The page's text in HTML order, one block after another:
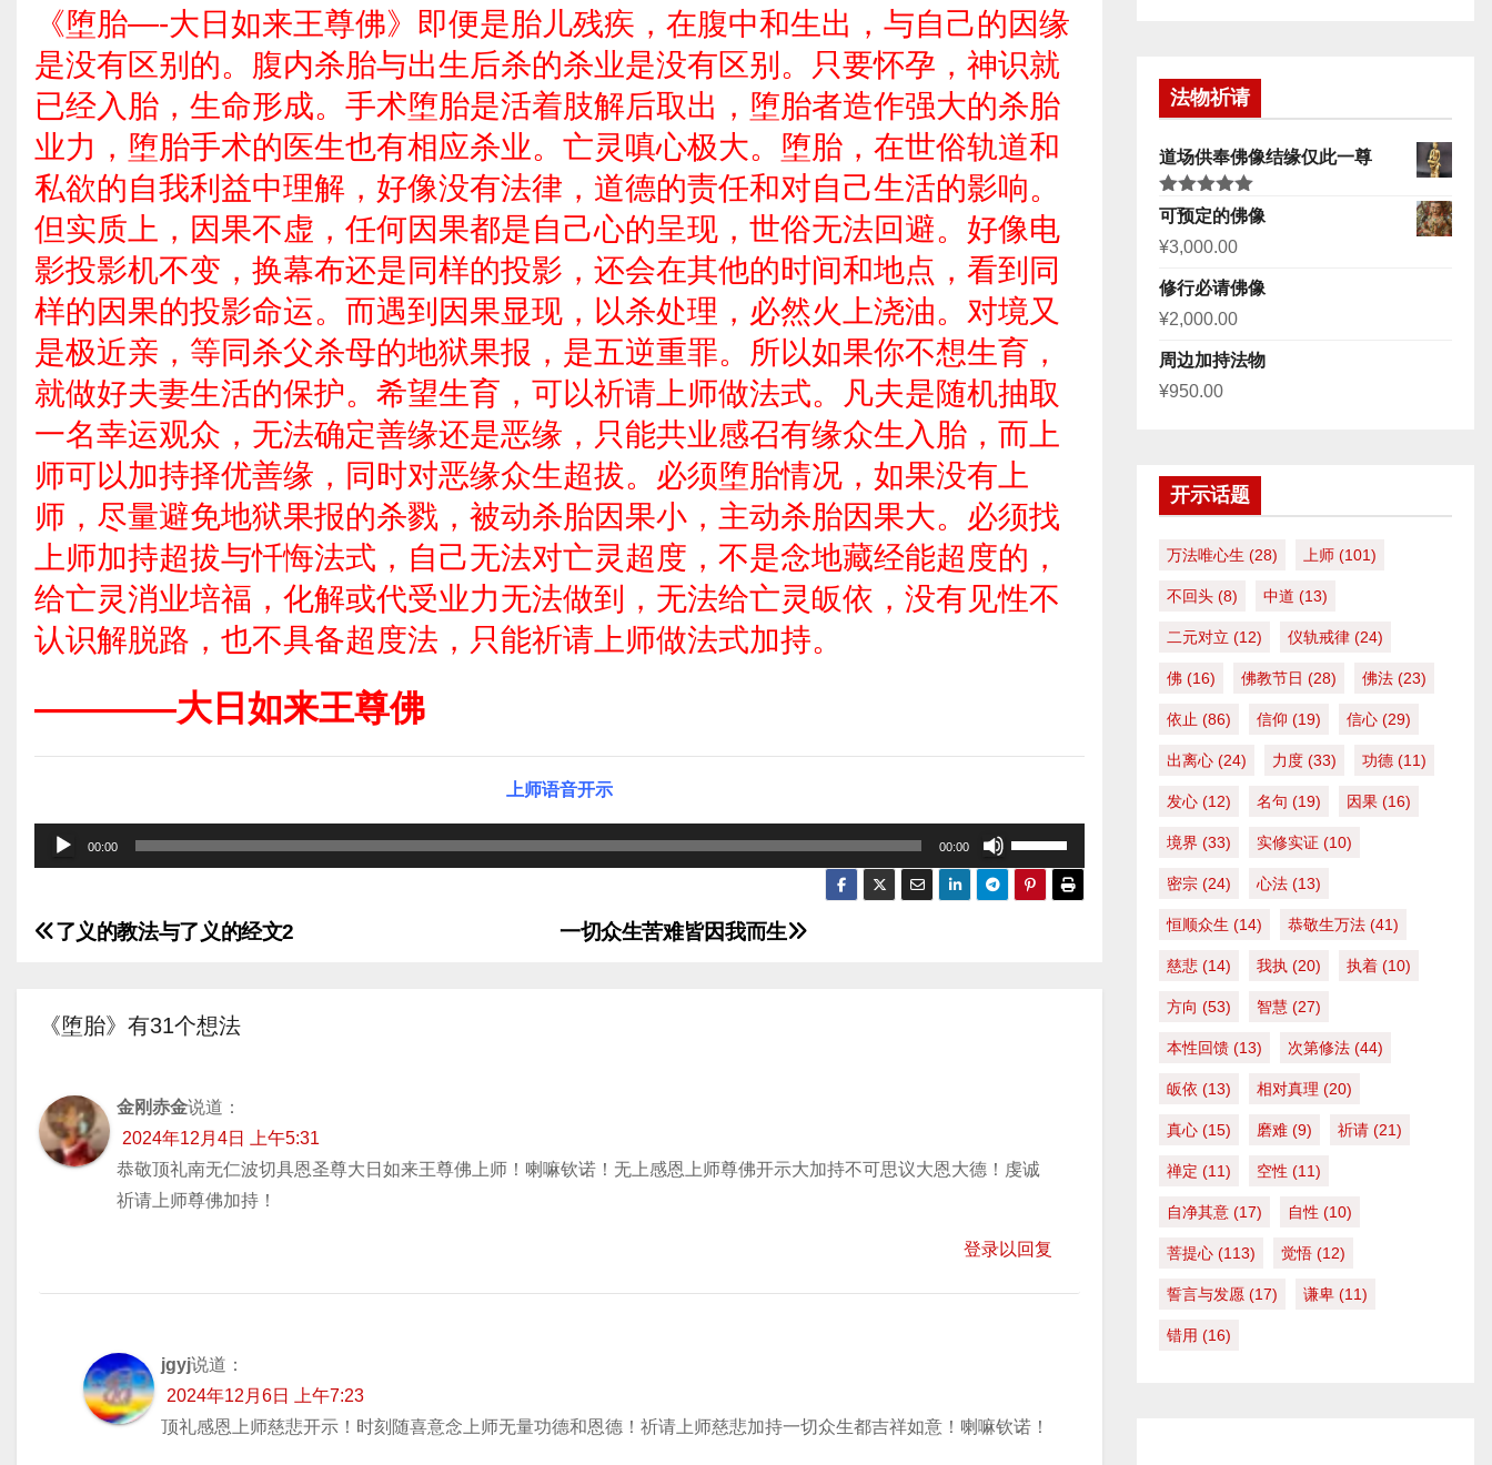
《堕胎—-大日如来王尊佛》即便是胎儿残疾，在腹中和生出，与自己的因缘
是没有区别的。腹内杀胎与出生后杀的杀业是没有区别。只要怀孕，神识就
已经入胎，生命形成。手术堕胎是活着肢解后取出，堕胎者造作强大的杀胎
业力，堕胎手术的医生也有相应杀业。亡灵嗔心极大。堕胎，在世俗轨道和
私欲的自我利益中理解，好像没有法律，道德的责任和对自己生活的影响。
但实质上，因果不虚，任何因果都是自己心的呈现，世俗无法回避。好像电
影投影机不变，换幕布还是同样的投影，还会在其他的时间和地点，看到同
样的因果的投影命运。而遇到因果显现，以杀处理，必然火上浇油。对境又
是极近亲，等同杀父杀母的地狱果报，是五逆重罪。所以如果你不想生育，
就做好夫妻生活的保护。希望生育，可以祈请上师做法式。凡夫是随机抽取
一名幸运观众，无法确定善缘还是恶缘，只能共业感召有缘众生入胎，而上
师可以加持择优善缘，同时对恶缘众生超拔。必须堕胎情况，如果没有上
师，尽量避免地狱果报的杀戮，被动杀胎因果小，主动杀胎因果大。必须找
上师加持超拔与忏悔法式，自己无法对亡灵超度，不是念地藏经能超度的，
给亡灵消业培福，化解或代受业力无法做到，无法给亡灵皈依，没有见性不
认识解脱路，也不具备超度法，只能祈请上师做法式加持。
————大日如来王尊佛
上师语音开示
频
放
00:00 00:00
使
用
上
或
低
文
导
一切众生苦难皆因我而生
了义的教法与了义的经文2
《堕胎》有31个想法
金刚赤金说道：
2024年12月4日 上午5:31
恭敬顶礼南无仁波切具恩圣尊大日如来王尊佛上师！喇嘛钦诺！无上感恩上师尊佛开示大加持不可思议大恩大德！虔诚
祈请上师尊佛加持！
登录以回复
jgyj说道：
2024年12月6日 上午7:23
顶礼感恩上师慈悲开示！时刻随喜意念上师无量功德和恩德！祈请上师慈悲加持一切众生都吉祥如意！喇嘛钦诺！
法物祈请
道场供奉佛像结缘仅此一尊
评分5.00
&sol; 5
可预定的佛像
¥3,000.00
修行必请佛像
¥2,000.00
周边加持法物
¥950.00
开示话题
万法唯心生 (28) 上师 (101)
不回头 (8) 中道 (13)
二元对立 (12) 仪轨戒律 (24)
佛 (16) 佛教节日 (28) 佛法 (23)
依止 (86) 信仰 (19) 信心 (29)
出离心 (24) 力度 (33) 功德 (11)
发心 (12) 名句 (19) 因果 (16)
境界 (33) 实修实证 (10)
密宗 (24) 心法 (13)
恒顺众生 (14) 恭敬生万法 (41)
慈悲 (14) 我执 (20) 执着 (10)
方向 (53) 智慧 (27)
本性回馈 (13) 次第修法 (44)
皈依 (13) 相对真理 (20)
真心 (15) 磨难 (9) 祈请 (21)
禅定 (11) 空性 (11)
自净其意 (17) 自性 (10)
菩提心 (113) 觉悟 (12)
誓言与发愿 (17) 谦卑 (11)
错用 (16)